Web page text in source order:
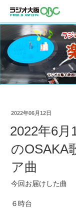
2022年06月12日
2022年6月
の
ア曲
今回お届けした曲
６時台